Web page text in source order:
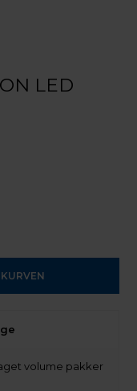
LED
volume pakker